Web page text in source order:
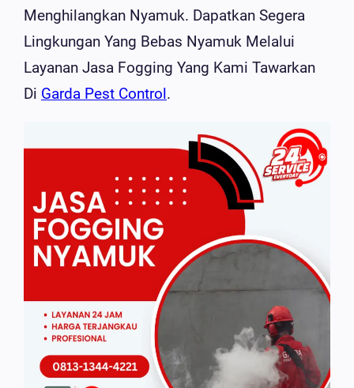
Menghilangkan Nyamuk. Dapatkan Segera
Lingkungan Yang Bebas Nyamuk Melalui
Layanan Jasa Fogging Yang Kami Tawarkan
Di Garda Pest Control.